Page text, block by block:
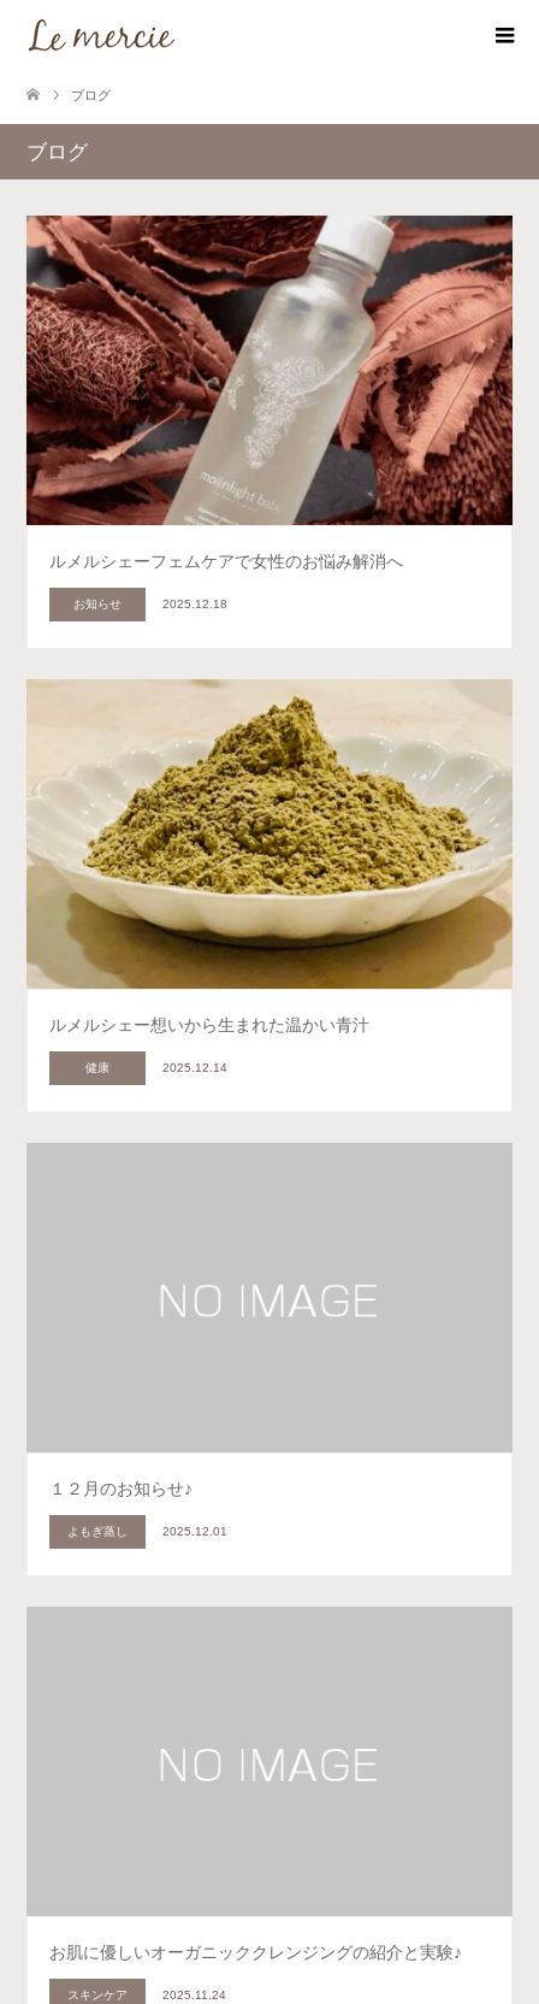
ブログ
ブログ
ルメルシェーフェムケアで女性のお悩み解消へ
お知らせ 2025.12.18
ルメルシェー想いから生まれた温かい青汁
健康 2025.12.14
１２月のお知らせ♪
よもぎ蒸し 2025.12.01
お肌に優しいオーガニッククレンジングの紹介と実験♪
スキンケア 2025.11.24